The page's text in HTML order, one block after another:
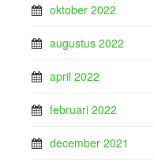
oktober 2022
augustus 2022
april 2022
februari 2022
december 2021